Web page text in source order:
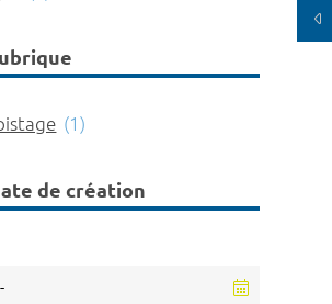
(1)
de création